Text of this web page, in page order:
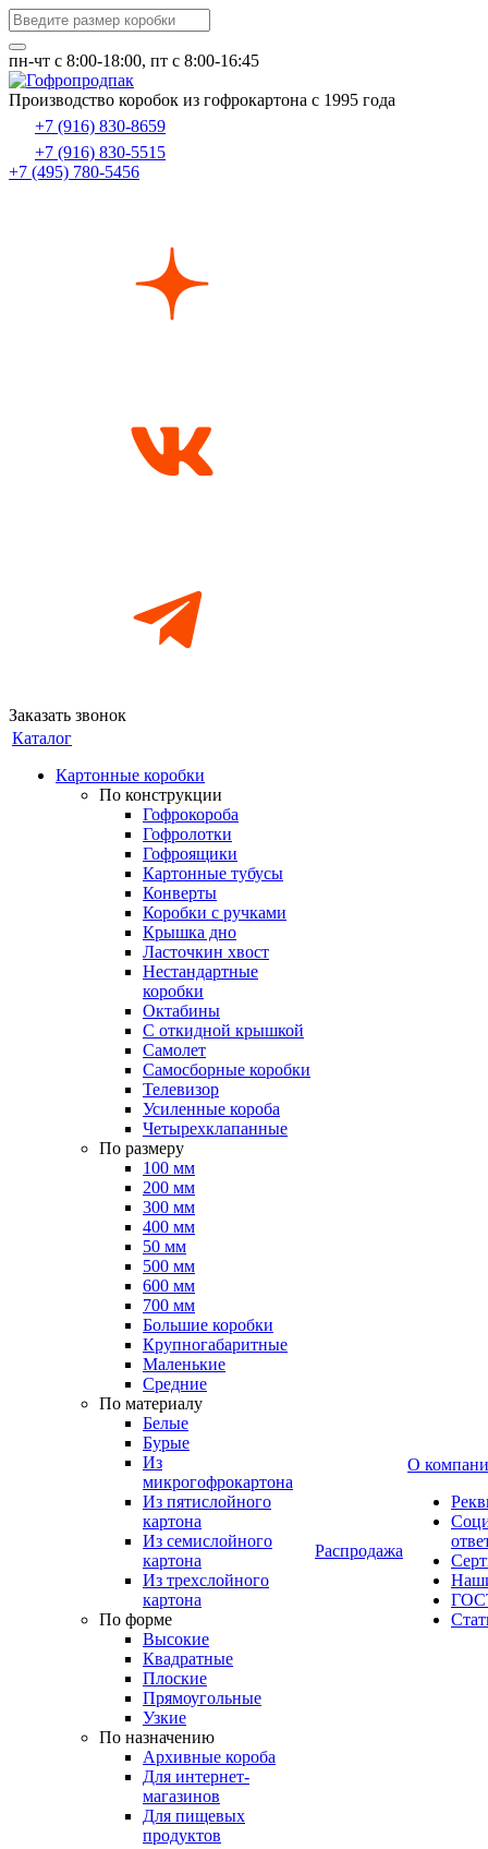
пн-чт c 8:00-18:00, пт с 8:00-16:45
Производство коробок из гофрокартона с 1995 года
+7 (916) 830-8659
+7 (916) 830-5515
+7 (495) 780-5456
Заказать звонок
Каталог
Картонные коробки
По конструкции
Гофрокороба
Гофролотки
Гофроящики
Картонные тубусы
Конверты
Коробки с ручками
Крышка дно
Ласточкин хвост
Нестандартные
коробки
Октабины
С откидной крышкой
Самолет
Самосборные коробки
Телевизор
Усиленные короба
Четырехклапанные
По размеру
100 мм
200 мм
300 мм
400 мм
50 мм
500 мм
600 мм
700 мм
Большие коробки
Крупногабаритные
Маленькие
Средние
По материалу
Белые
Бурые
Из
микрогофрокартона
Из пятислойного
картона
Из семислойного
картона
Из трехслойного
картона
По форме
Высокие
Квадратные
Плоские
Прямоугольные
Узкие
По назначению
Архивные короба
Для интернет-
магазинов
Для пищевых
продуктов
Распродажа
О